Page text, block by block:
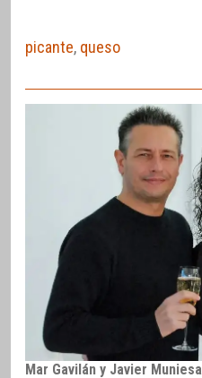
picante, queso
Mar Gavilán y Javier Muniesa